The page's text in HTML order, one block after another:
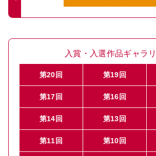
入賞・入選作品ギャラ
第20回 第19回
第17回 第16回
第14回 第13回
第11回 第10回